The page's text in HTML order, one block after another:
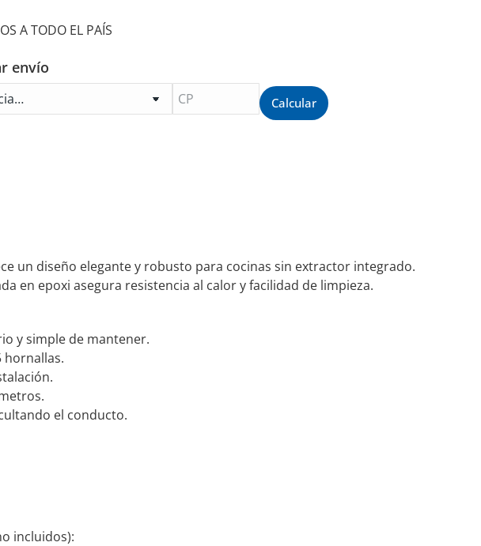
A TODO EL PAÍS
envío
Calcular
un diseño elegante y robusto para cocinas sin extractor integrado.
en epoxi asegura resistencia al calor y facilidad de limpieza.
y simple de mantener.
hornallas.
el conducto.
incluidos):